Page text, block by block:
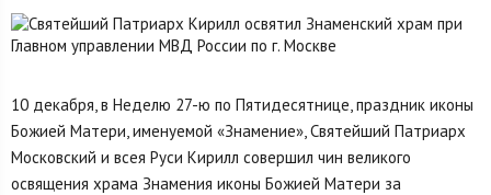
10 декабря, в Неделю 27-ю по Пятидесятнице, праздник иконы
Божией Матери, именуемой «Знамение», Святейший Патриарх
Московский и всея Руси Кирилл совершил чин великого
освящения храма Знамения иконы Божией Матери за